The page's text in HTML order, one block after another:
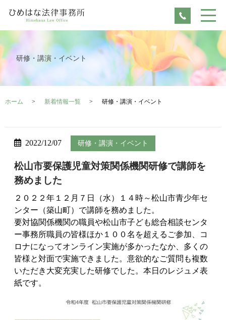
研修・講演・イベント
ホーム 新着情報一覧 研修・講演・イベント
2022/12/07 研修・講演・イベント
松山市要保護児童対策関係機関研修で講師を
務めました
２０２２年１２月７日（水）１４時～松山市青少年セ
ンター（築山町）で講師を務めました。
要対協関係機関の職員や松山市子ども総合相談センタ
ー事務所職員の皆様ほか１００名を超えるご参加、コ
ロナになってオンライン実施が多かったなか、多くの
皆様と対面で実施できました。意欲的なご質問も複数
いただき大変充実した研修でした。本日のレジュメ表
紙です。